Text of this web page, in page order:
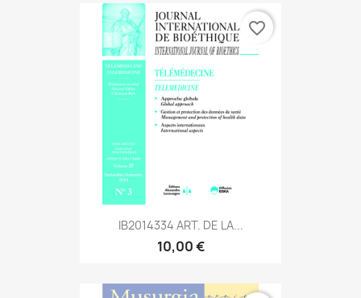
IB2014334 ART. DE LA...
10,00 €
favorite_border